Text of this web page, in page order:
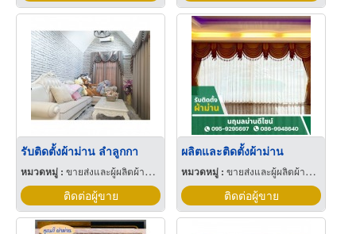
รับติดตั้งผ้าม่าน ลำลูกกา
หมวดหมู่ : ขายส่งและผู้ผลิตผ้าม่าน
ติดต่อผู้ขาย
ผลิตและติดตั้งผ้าม่าน
หมวดหมู่ :ขายส่งและผู้ผลิตผ้าม่าน
ติดต่อผู้ขาย